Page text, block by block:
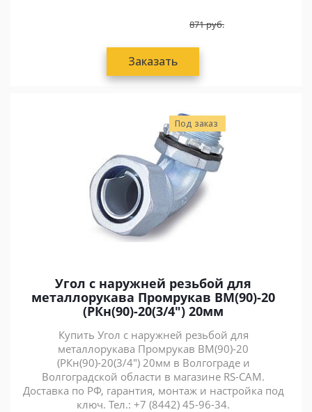
871руб.
Заказать
Под заказ
Угол с наружней резьбой для
металлорукава Промрукав ВМ(90)-20
(РКн(90)-20(3/4") 20мм
Купить Угол с наружней резьбой для
металлорукава Промрукав ВМ(90)-20
(РКн(90)-20(3/4") 20мм в Волгограде и
Волгоградской области в магазине RS-CAM.
Доставка по РФ, гарантия, монтаж и настройка под
ключ. Тел.: +7 (8442) 45-96-34.